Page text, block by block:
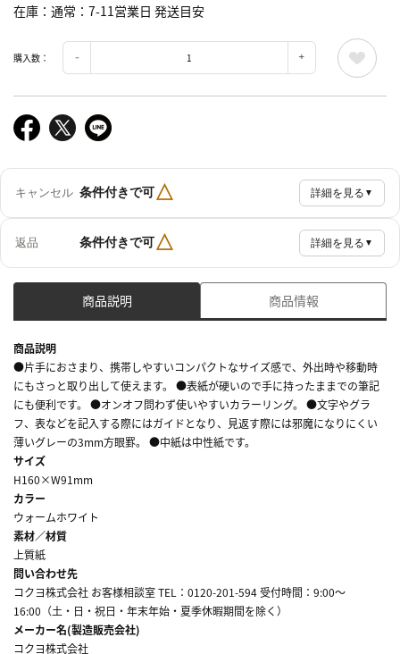
在庫 通常：7-11営業日 発送目安
購入数：
キャンセル 条件付きで可△ 詳細を見る ▼
返品 条件付きで可△ 詳細を見る ▼
商品説明 商品情報
商品説明
●片手におさまり、携帯しやすいコンパクトなサイズ感で、外出時や移動時
にもさっと取り出して使えます。 ●表紙が硬いので手に持ったままでの筆記
にも便利です。 ●オンオフ問わず使いやすいカラーリング。 ●文字やグラ
フ、表などを記入する際にはガイドとなり、見返す際には邪魔になりにくい
薄いグレーの3mm方眼罫。 ●中紙は中性紙です。
サイズ
H160×W91mm
カラー
ウォームホワイト
素材／材質
上質紙
問い合わせ先
コクヨ株式会社 お客様相談室 TEL：0120-201-594 受付時間：9:00～
16:00（土・日・祝日・年末年始・夏季休暇期間を除く）
メーカー名(製造販売会社)
コクヨ株式会社